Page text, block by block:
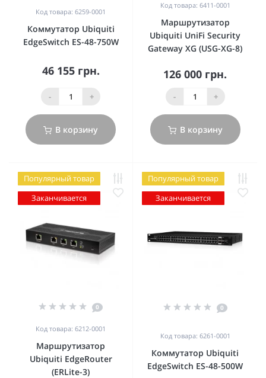
Код товара: 6259-0001
Коммутатор Ubiquiti
EdgeSwitch ES-48-750W
46 155 грн.
- +
В корзину
Код товара: 6411-0001
Маршрутизатор
Ubiquiti UniFi Security
Gateway XG (USG-XG-8)
126 000 грн.
- +
В корзину
Популярный товар
Заканчивается
0
Код товара: 6212-0001
Маршрутизатор
Ubiquiti EdgeRouter
(ERLite-3)
Популярный товар
Заканчивается
0
Код товара: 6261-0001
Коммутатор Ubiquiti
EdgeSwitch ES-48-500W